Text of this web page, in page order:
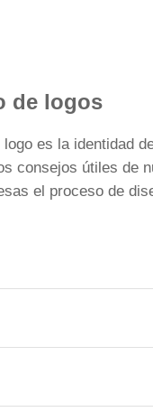
de logos
es la identidad
consejos útiles de
el proceso de